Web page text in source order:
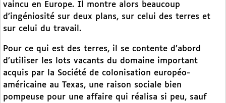
vaincu en Europe. Il montre alors beaucoup
d’ingéniosité sur deux plans, sur celui des terres et
sur celui du travail.
Pour ce qui est des terres, il se contente d’abord
d’utiliser les lots vacants du domaine important
acquis par la Société de colonisation européo-
américaine au Texas, une raison sociale bien
pompeuse pour une affaire qui réalisa si peu, sauf